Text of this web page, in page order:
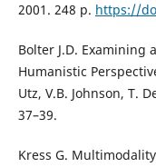
2001. 248 p. https://
Bolter J.D.
Humanistic
Utz, V.B. Johnson, Т.
37–39.
Kress G.